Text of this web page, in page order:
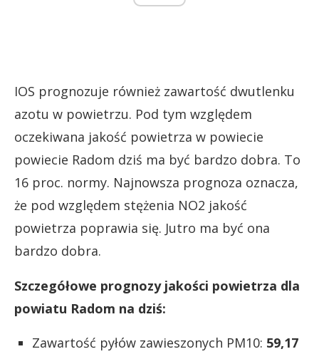
IOS prognozuje również zawartość dwutlenku
azotu w powietrzu. Pod tym względem
oczekiwana jakość powietrza w powiecie
powiecie Radom dziś ma być bardzo dobra. To
16 proc. normy. Najnowsza prognoza oznacza,
że pod względem stężenia NO2 jakość
powietrza poprawia się. Jutro ma być ona
bardzo dobra.
Szczegółowe prognozy jakości powietrza dla
powiatu Radom na dziś:
Zawartość pyłów zawieszonych PM10: 59,17